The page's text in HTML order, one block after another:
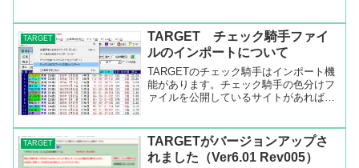
用しました。また、画面のスクリーン
シ...
TARGET
TARGET チェック騎手ファイ
ルのインポートについて
TARGETのチェック騎手はインポート機
能があります。チェック騎手の色分けフ
ァイルを公開しているサイトがあれば、
ポート（読み込み）についてダウンロー
ドしたファイルを任意...
TARGET
TARGETがバージョンアップさ
れました（Ver6.01 Rev005）